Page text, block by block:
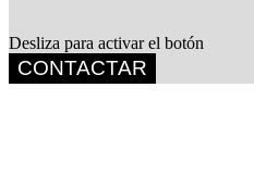
Desliza para activar el botón
CONTACTAR